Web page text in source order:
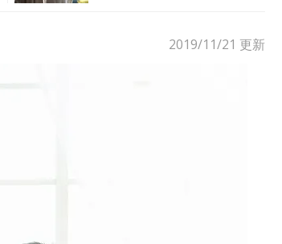
2019/11/21 更新